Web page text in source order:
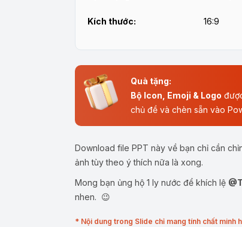
Kích thước: 16:9
Quà tặng:
Bộ Icon, Emoji & Logo
chủ đề và chèn sẵn vào
Download file PPT này về bạn chỉ cần
ảnh tùy theo ý thích nữa là xong.
Mong bạn ủng hộ 1 ly nước để khích lệ
nhen. 😉
* Nội dung trong Slide chỉ mang tính chất minh